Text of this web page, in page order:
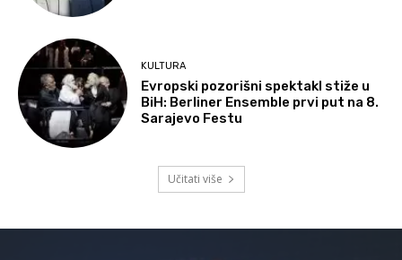
KULTURA
Evropski pozorišni spektakl stiže u
BiH: Berliner Ensemble prvi put na 8.
Sarajevo Festu
Učitati više